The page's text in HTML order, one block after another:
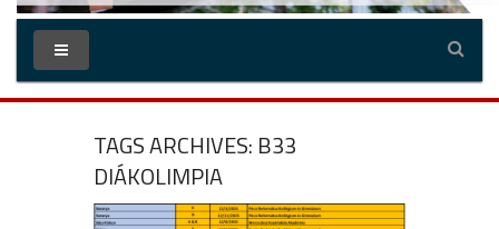
TAGS ARCHIVES: B33
DIÁKOLIMPIA